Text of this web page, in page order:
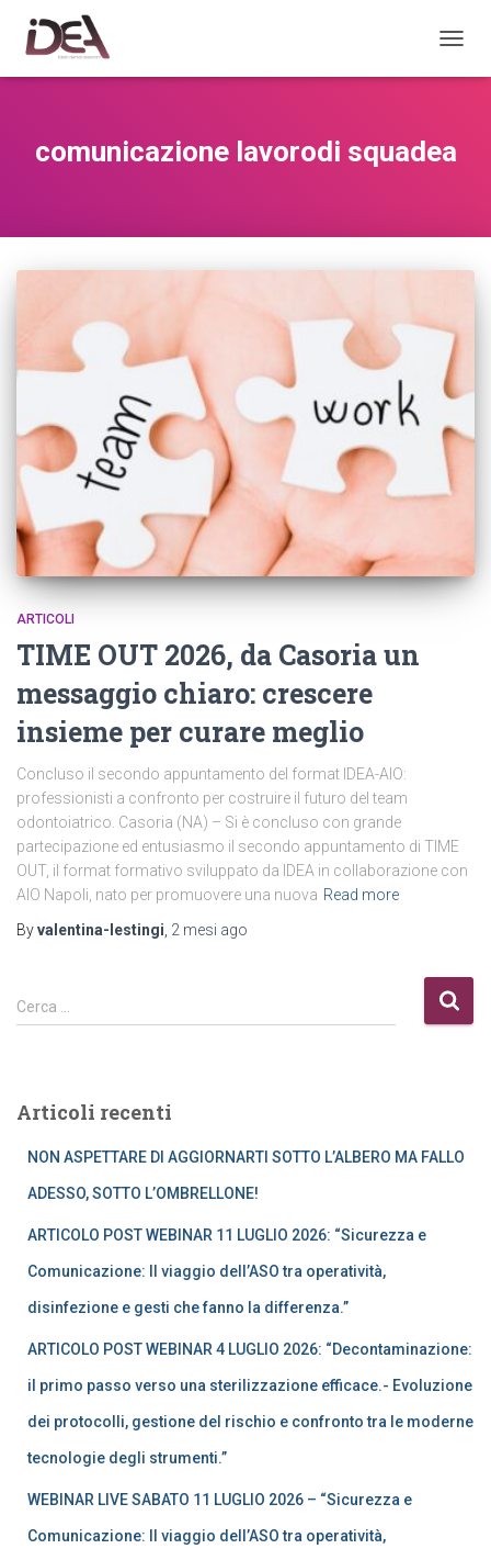
comunicazione lavorodi squadea
ARTICOLI
TIME OUT 2026, da Casoria un
messaggio chiaro: crescere
insieme per curare meglio
Concluso il secondo appuntamento del format IDEA-AIO:
professionisti a confronto per costruire il futuro del team
odontoiatrico. Casoria (NA) – Si è concluso con grande
partecipazione ed entusiasmo il secondo appuntamento di TIME
OUT, il format formativo sviluppato da IDEA in collaborazione con
AIO Napoli, nato per promuovere una nuova Read more
Byvalentina-lestingi 2 mesi ago
R
i
c
Cerca …
Articoli recenti
NON ASPETTARE DI AGGIORNARTI SOTTO L’ALBERO MA FALLO
ADESSO, SOTTO L’OMBRELLONE!
ARTICOLO POST WEBINAR 11 LUGLIO 2026: “Sicurezza e
Comunicazione: Il viaggio dell’ASO tra operatività,
disinfezione e gesti che fanno la differenza.”
ARTICOLO POST WEBINAR 4 LUGLIO 2026: “Decontaminazione:
il primo passo verso una sterilizzazione efficace.- Evoluzione
dei protocolli, gestione del rischio e confronto tra le moderne
tecnologie degli strumenti.”
WEBINAR LIVE SABATO 11 LUGLIO 2026 – “Sicurezza e
Comunicazione: Il viaggio dell’ASO tra operatività,